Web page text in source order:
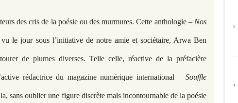
des cris de la poésie ou des murmures. Cette anthologie – Nos
le jour sous l’initiative de notre amie et sociétaire, Arwa Ben
de plumes diverses. Telle celle, réactive de la préfacière
rédactrice du magazine numérique international– Souffle
sans oublier une figure discrète mais incontournable de la poésie